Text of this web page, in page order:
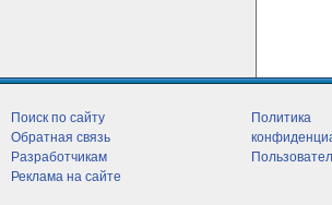
Поиск по сайту
Обратная связь
Разработчикам
Реклама на сайте
Политика